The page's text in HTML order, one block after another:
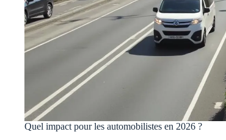
Quel impact pour les automobilistes en 2026 ?